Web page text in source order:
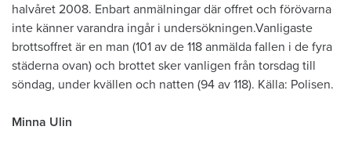
halvåret 2008. Enbart anmälningar där offret och förövarna
inte känner varandra ingår i undersökningen.Vanligaste
brottsoffret är en man (101 av de 118 anmälda fallen i de fyra
städerna ovan) och brottet sker vanligen från torsdag till
söndag, under kvällen och natten (94 av 118). Källa: Polisen.
Minna Ulin